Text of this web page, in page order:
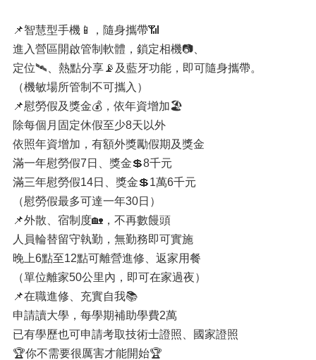
📌智慧型手機📱，隨身攜帶📶
進入營區開啟管制軟體，鎖定相機📷、
定位🛰、熱點分享📡及藍牙功能，即可隨身攜帶。
（機敏場所管制不可攜入）
📌慰勞假及獎金💰，依年資增加🏖
除每個月固定休假至少8天以外
依照年資增加，有額外獎勵假期及獎金
滿一年慰勞假7日、獎金💲8千元
滿三年慰勞假14日、獎金💲1萬6千元
（慰勞假最多可達一年30日）
📌外散、宿制度🏡，不再數饅頭
人員輪替留守執勤，無勤務即可實施
晚上6點至12點可離營進修、返家用餐
（單位離家50公里內，即可在家過夜）
📌在職進修、充實自我📚
申請讀大學，每學期補助學費2萬
已有學歷也可申請考取技術士證照、國家證照
🏆你不需要很厲害才能開始🏆